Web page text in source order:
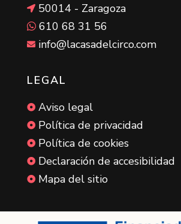
 50014 - Zaragoza
 610 68 31 56
 info@lacasadelcirco.com
LEGAL
 Aviso legal
 Política de privacidad
 Política de cookies
 Declaración de accesibilidad
 Mapa del sitio